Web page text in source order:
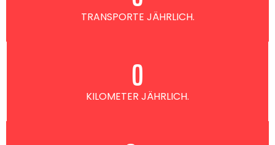
TRANSPORTE JÄHRLICH.
KILOMETER JÄHRLICH.
0